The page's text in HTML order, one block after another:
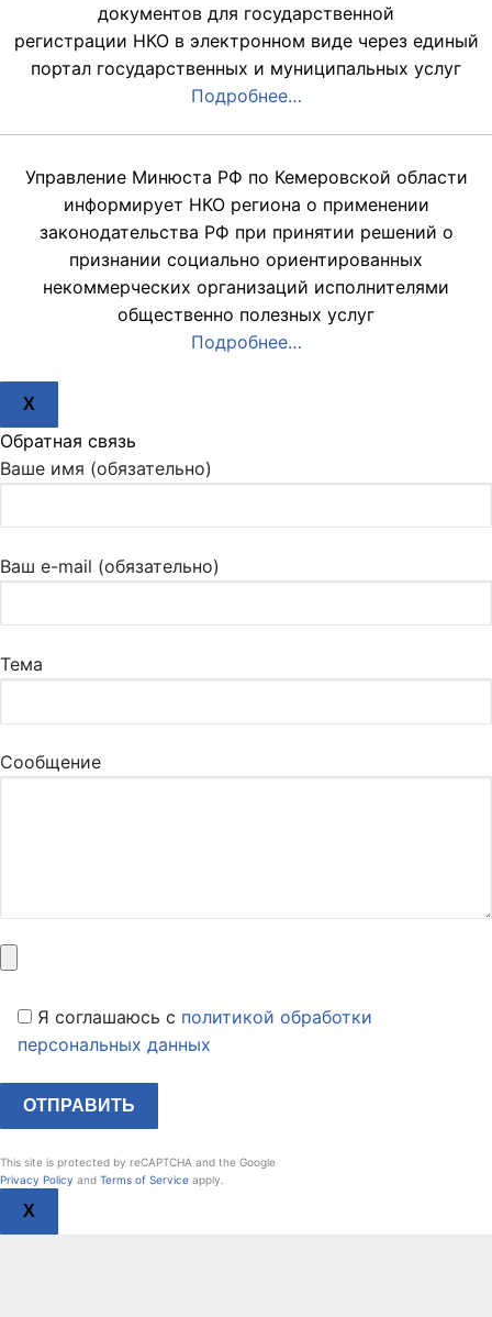
документов для государственной
регистрации НКО в электронном виде через единый
портал государственных и муниципальных услуг
Подробнее…
Управление Минюста РФ по Кемеровской области
информирует НКО региона о применении
законодательства РФ при принятии решений о
признании социально ориентированных
некоммерческих организаций исполнителями
общественно полезных услуг
Подробнее…
X
Обратная связь
Ваше имя (обязательно)
Ваш e-mail (обязательно)
Тема
Сообщение
Я соглашаюсь c политикой обработки
персональных данных
This site is protected by reCAPTCHA and the Google
Privacy Policy and Terms of Service apply.
X